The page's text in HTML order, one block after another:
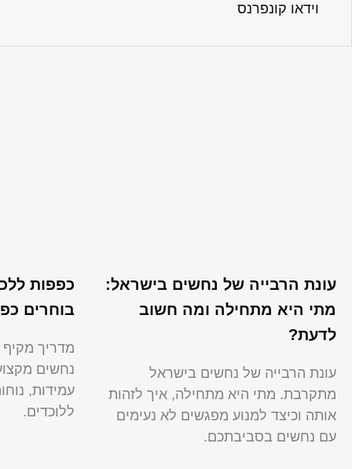
וידאו קונפרנס
עונת הרבייה של נחשים בישראל:
מתי היא מתחילה ומה חשוב
לדעת?
עונת הרבייה של נחשים בישראל
מתקרבת. מתי היא מתחילה, איך לזהות
אותה וכיצד למנוע מפגשים לא נעימים
עם נחשים בסביבתכם.
כפפות
בוחרים
מדריך
נחשים
עמידות,
ללוכדים.